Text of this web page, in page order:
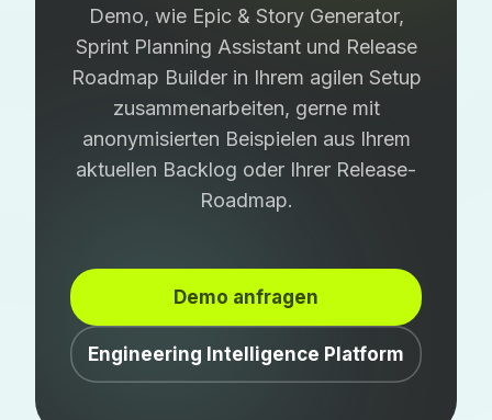
Demo, wie Epic & Story Generator,
Sprint Planning Assistant und Release
Roadmap Builder in Ihrem agilen Setup
zusammenarbeiten, gerne mit
anonymisierten Beispielen aus Ihrem
aktuellen Backlog oder Ihrer Release-
Roadmap.
Demo anfragen
Engineering Intelligence Platform